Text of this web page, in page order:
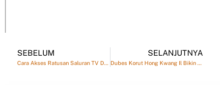
SEBELUM
Cara Akses Ratusan Saluran TV Dunia untuk Nonton Piala Dunia
SELANJUTNYA
Dubes Korut Hong Kwang Il Bikin Netizen Indonesia Kagum dengan Bahasa Indonesianya